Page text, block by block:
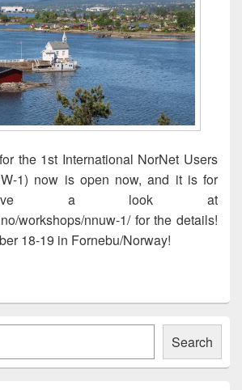
the 1st International NorNet Users
1) now is open now, and it is for
a look at
workshops/nnuw-1/ for the details!
18-19 in Fornebu/Norway!
Search